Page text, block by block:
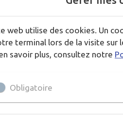
de la
web utilise des cookies. Un
terminal lors de la visite sur
savoir plus, consultez notre
Obligatoire